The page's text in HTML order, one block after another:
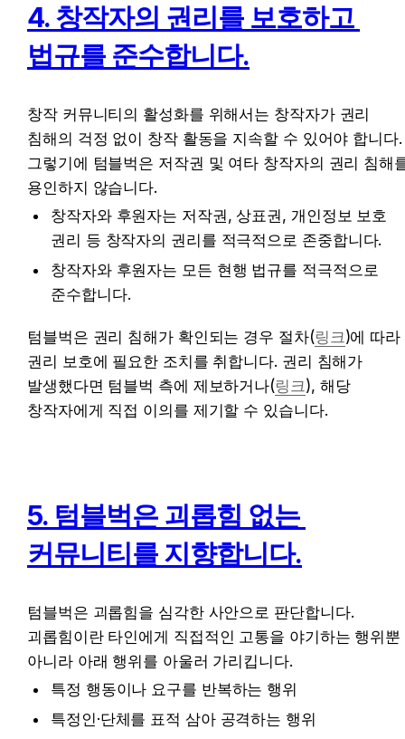
4. 창작자의 권리를 보호하고
법규를 준수합니다.
창작 커뮤니티의 활성화를 위해서는 창작자가 권리
침해의 걱정 없이 창작 활동을 지속할 수 있어야 합니다.
그렇기에 텀블벅은 저작권 및 여타 창작자의 권리 침해
용인하지 않습니다.
창작자와 후원자는 저작권, 상표권, 개인정보 보호
권리 등 창작자의 권리를 적극적으로 존중합니다.
창작자와 후원자는 모든 현행 법규를 적극적으로
준수합니다.
텀블벅은 권리 침해가 확인되는 경우 절차(링크)에 따라
권리 보호에 필요한 조치를 취합니다. 권리 침해가
발생했다면 텀블벅 측에 제보하거나(링크), 해당
창작자에게 직접 이의를 제기할 수 있습니다.
5. 텀블벅은 괴롭힘 없는
커뮤니티를 지향합니다.
텀블벅은 괴롭힘을 심각한 사안으로 판단합니다.
괴롭힘이란 타인에게 직접적인 고통을 야기하는 행위뿐
아니라 아래 행위를 아울러 가리킵니다.
특정 행동이나 요구를 반복하는 행위
특정인·단체를 표적 삼아 공격하는 행위